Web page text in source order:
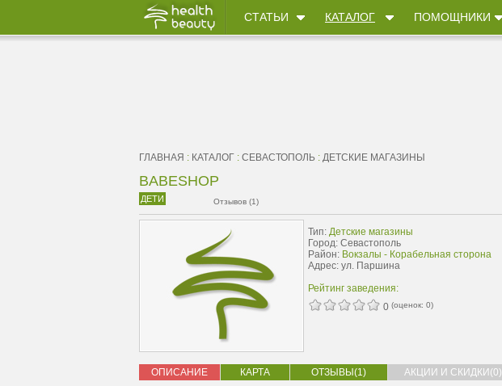
СТАТЬИ КАТАЛОГ ПОМОЩНИКИ
ГЛАВНАЯ : КАТАЛОГ : СЕВАСТОПОЛЬ : ДЕТСКИЕ МАГАЗИНЫ
BABESHOP
ДЕТИ Отзывов (1)
Тип: Детские магазины
Город: Севастополь
Район: Вокзалы - Корабельная сторона
Адрес: ул. Паршина
Рейтинг заведения:
0 (оценок: 0)
ОПИСАНИЕ КАРТА ОТЗЫВЫ(1) АКЦИИ И СКИДКИ(0)